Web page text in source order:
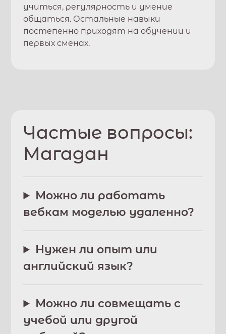
учиться, регулярность и умение
общаться. Остальные навыки
постепенно приходят на обучении и
первых сменах.
Частые вопросы:
Магадан
Можно ли работать
вебкам моделью удаленно?
Нужен ли опыт или
английский язык?
Можно ли совмещать с
учебой или другой